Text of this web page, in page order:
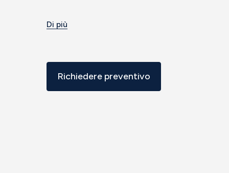
Di più
Richiedere preventivo